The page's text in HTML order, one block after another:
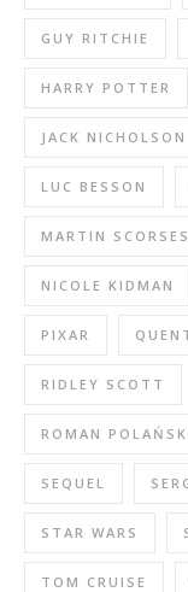
GUY RITCHIE
HARRY POTTER
JACK NICHOLSON
LUC BESSON
MARTIN
NICOLE KIDMAN
PIXAR
RIDLEY SCOTT
ROMAN
SEQUEL
STAR WARS
TOM CRUISE